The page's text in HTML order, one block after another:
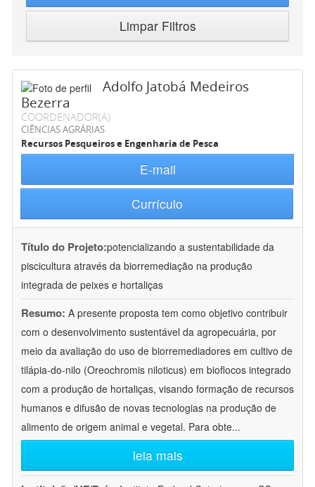
Limpar Filtros
Adolfo Jatobá Medeiros
Bezerra
COORDENADOR(A)
CIÊNCIAS AGRÁRIAS
Recursos Pesqueiros e Engenharia de Pesca
E-mail
Currículo
Título do Projeto:potencializando a sustentabilidade da
piscicultura através da biorremediação na produção
integrada de peixes e hortaliças
Resumo: A presente proposta tem como objetivo contribuir
com o desenvolvimento sustentável da agropecuária, por
meio da avaliação do uso de biorremediadores em cultivo de
tilápia-do-nilo (Oreochromis niloticus) em bioflocos integrado
com a produção de hortaliças, visando formação de recursos
humanos e difusão de novas tecnologias na produção de
alimento de origem animal e vegetal. Para obte...
leia mais